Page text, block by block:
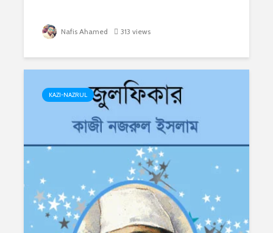
Nafis Ahamed 313 views
KAZI-NAZRUL